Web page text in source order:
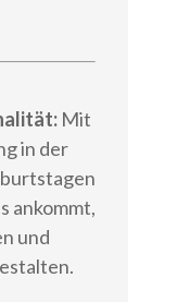
Mit
in der
ankommt,
und